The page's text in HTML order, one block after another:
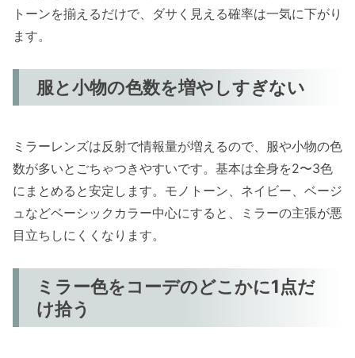
トーンを揃えるだけで、ダサく見える確率は一気に下がり
ます。
服と小物の色数を増やしすぎない
ミラーレンズは反射で情報量が増えるので、服や小物の色
数が多いとごちゃつきやすいです。基本は全身を2〜3色
にまとめると安定します。モノトーン、ネイビー、ベージ
ュなどベーシックカラー中心にすると、ミラーの主張が悪
目立ちしにくくなります。
ミラー色をコーデのどこかに1点だ
け拾う